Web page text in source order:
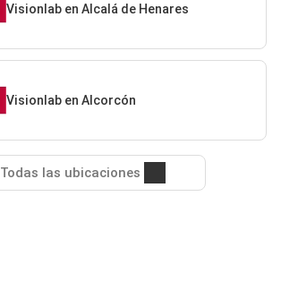
Visionlab en Alcalá de Henares
Visionlab en Alcorcón
Todas las ubicaciones